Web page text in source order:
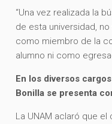
“Una vez realizada la
de esta universidad,
como miembro de la
alumno ni como
En los diversos
Bonilla se presenta
La UNAM aclaró que